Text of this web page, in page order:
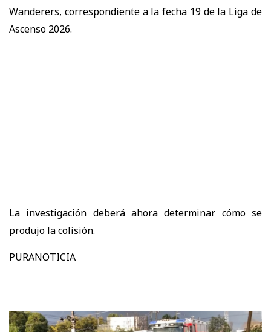
Wanderers, correspondiente a la fecha 19 de la Liga de
Ascenso 2026.
La investigación deberá ahora determinar cómo se
produjo la colisión.
PURANOTICIA